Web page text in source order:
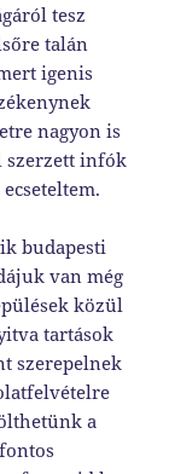
tesz
talán
igenis
nagyon is
szerzett infók
budapesti
van még
közül
tartások
szerepelnek
a